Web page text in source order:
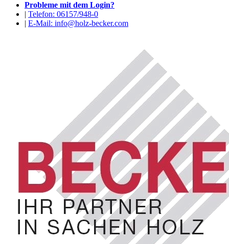
Probleme mit dem Login?
| Telefon: 06157/948-0
| E-Mail: info@holz-becker.com